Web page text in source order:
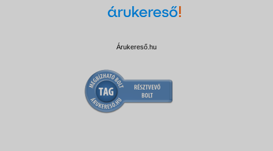
Árukereső.hu